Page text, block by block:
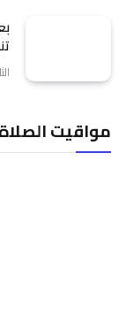
مواقيت الصلاة